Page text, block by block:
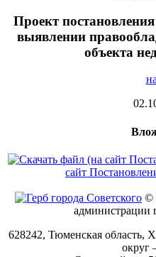
Проект
выявлении
объекта
сайт
©
администрации
628242, Тюменская